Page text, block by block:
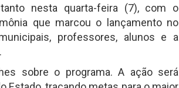
nesta quarta-feira (7), com o
que marcou o lançamento no
professores, alunos e a
sobre o programa. A ação será